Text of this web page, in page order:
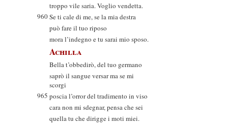
troppo vile saria. Voglio vendetta.
960Se ti cale di me, se la mia destra
può fare il tuo riposo
mora l’indegno e tu sarai mio sposo.
Achilla
Bella t’obbedirò, del tuo germano
saprò il sangue versar ma se mi
scorgi
965 poscia l’orror del tradimento in viso
cara non mi sdegnar, pensa che sei
quella tu che dirigge i moti miei.